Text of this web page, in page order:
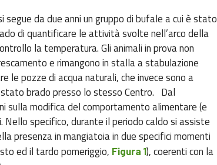
segue da due anni un gruppo di bufale a cui è stato
di quantificare le attività svolte nell’arco della
la temperatura. Gli animali in prova non
e rimangono in stalla a stabulazione
le pozze di acqua naturali, che invece sono a
brado presso lo stesso Centro. Dal
sulla modifica del comportamento alimentare (e
Nello specifico, durante il periodo caldo si assiste
presenza in mangiatoia in due specifici momenti
ed il tardo pomeriggio, Figura 1), coerenti con la